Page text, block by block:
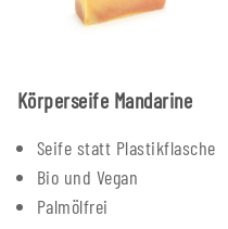
Körperseife Mandarine
Seife statt Plastikflasche
Bio und Vegan
Palmölfrei